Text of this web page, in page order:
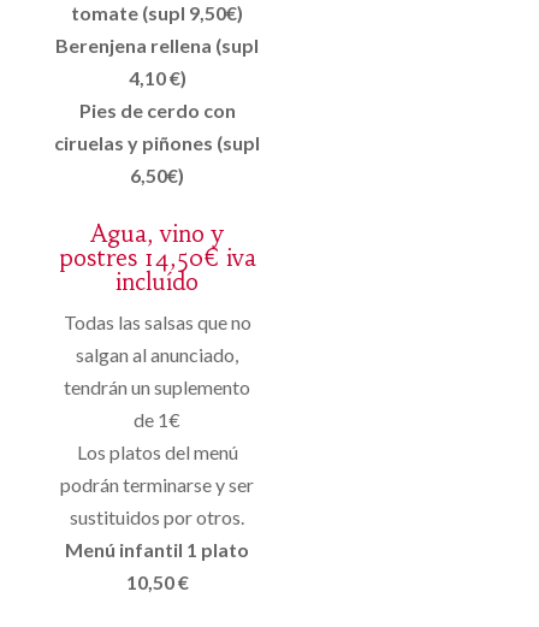
tomate (supl 9,50€)
Berenjena rellena (supl
4,10 €)
Pies de cerdo con
ciruelas y piñones (supl
6,50€)
Agua, vino y
postres 14,50€ iva
incluído
Todas las salsas que no
salgan al anunciado,
tendrán un suplemento
de 1€
Los platos del menú
podrán terminarse y ser
sustituidos por otros.
Menú infantil 1 plato
10,50 €